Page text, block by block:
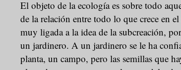
El objeto de la ecología es sobre todo
de la relación entre todo lo que crece en
muy ligada a la idea de la subcreación,
un jardinero. A un jardinero se le ha
planta, un campo, pero las semillas que